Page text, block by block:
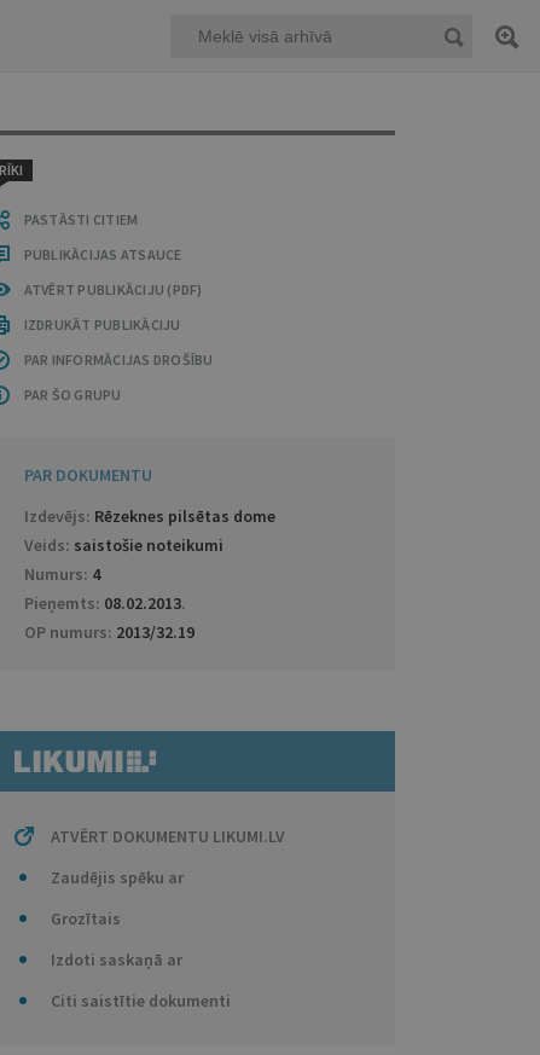
RĪKI
PASTĀSTI CITIEM
PUBLIKĀCIJAS ATSAUCE
ATVĒRT PUBLIKĀCIJU (PDF)
IZDRUKĀT PUBLIKĀCIJU
PAR INFORMĀCIJAS DROŠĪBU
PAR ŠO GRUPU
PAR DOKUMENTU
Izdevējs: Rēzeknes pilsētas dome
Veids: saistošie noteikumi
Numurs: 4
Pieņemts: 08.02.2013.
OP numurs: 2013/32.19
ATVĒRT DOKUMENTU LIKUMI.LV
Zaudējis spēku ar
Grozītais
Izdoti saskaņā ar
Citi saistītie dokumenti